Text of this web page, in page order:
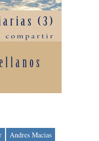
Andres Macias